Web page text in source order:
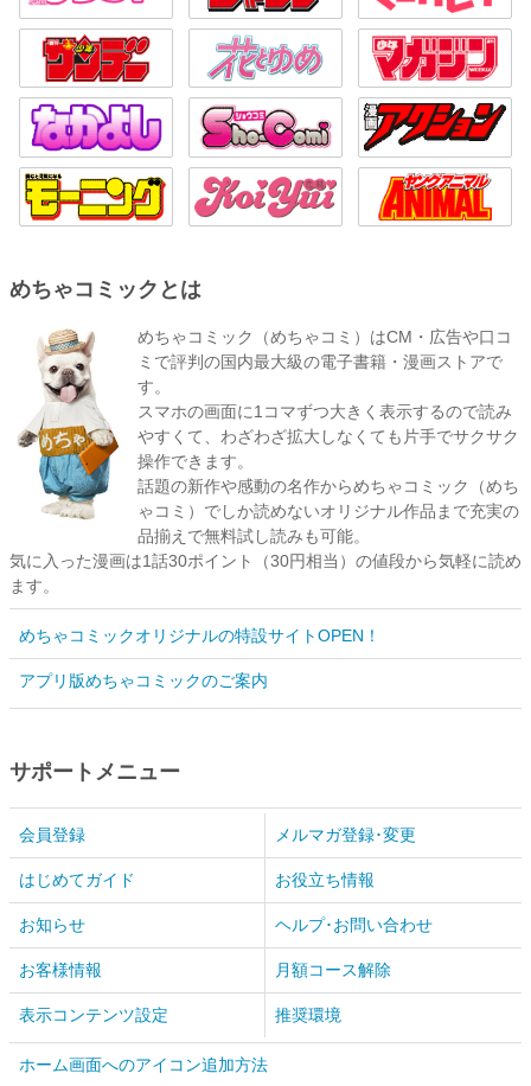
めちゃコミックとは
めちゃコミック（めちゃコミ）はCM・広告や口コ
ミで評判の国内最大級の電子書籍・漫画ストアで
す。
スマホの画面に1コマずつ大きく表示するので読み
やすくて、わざわざ拡大しなくても片手でサクサク
操作できます。
話題の新作や感動の名作からめちゃコミック（めち
ゃコミ）でしか読めないオリジナル作品まで充実の
品揃えで無料試し読みも可能。
気に入った漫画は1話30ポイント（30円相当）の値段から気軽に読め
ます。
めちゃコミックオリジナルの特設サイトOPEN！
アプリ版めちゃコミックのご案内
サポートメニュー
会員登録 メルマガ登録･変更
はじめてガイド お役立ち情報
お知らせ ヘルプ･お問い合わせ
お客様情報 月額コース解除
表示コンテンツ設定 推奨環境
ホーム画面へのアイコン追加方法